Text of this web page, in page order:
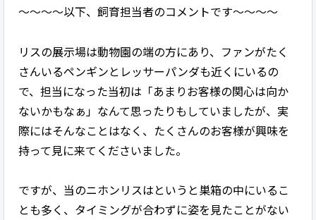
～～～～以下、飼育担当者のコメントです～～～～
リスの展示場は動物園の端の方にあり、ファンがたく
さんいるペンギンとレッサーパンダも近くにいるの
で、担当になった当初は「あまりお客様の関心は向か
ないかもなぁ」なんて思ったりもしていましたが、実
際にはそんなことはなく、たくさんのお客様が興味を
持って見に来てくださいました。
ですが、当のニホンリスはというと巣箱の中にいるこ
とも多く、タイミングが合わずに姿を見たことがない